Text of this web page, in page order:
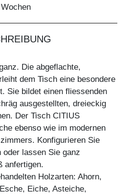
Die abgeflachte,
dem Tisch eine besondere
Sie bildet einen fliessenden
ausgestellten, dreieckig
Der Tisch CITIUS
ebenso wie im modernen
Konfigurieren Sie
lassen Sie ganz
anfertigen.
Holzarten: Ahorn,
Eiche, Asteiche,